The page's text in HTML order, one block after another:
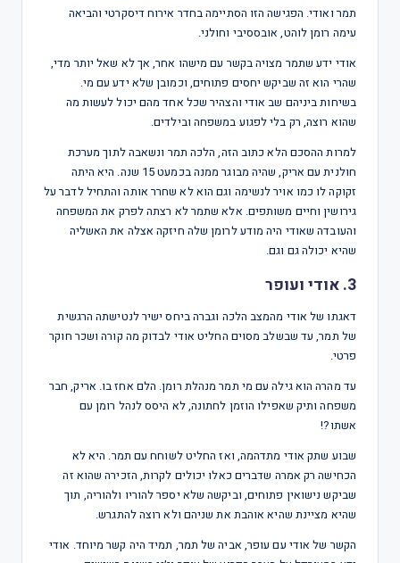
תמר ואודי. הפגישה הזו הסתיימה בחדר אירוח דיסקרטי והביאה
עימה רומן לוהט, אובססיבי וחולני.
אודי ידע שתמר מצויה בקשר עם מישהו אחר, אך לא שאל יותר מדי,
שהרי הוא זה שביקש יחסים פתוחים, וכמובן שלא ידע עם מי.
בשיחות ביניהם שב אודי והצהיר שכל אחד מהם יכול לעשות מה
שהוא רוצה, רק בלי לפגוע במשפחה ובילדים.
למרות ההסכם הלא כתוב הזה, הלכה תמר ונשאבה לתוך מערכת
חולנית עם אריק, שהיה מבוגר ממנה בכמעט 15 שנה. היא היתה
זקוקה לו כמו אויר לנשימה וגם הוא לא שחרר אותה והתחיל לדבר על
גירושין וחיים משותפים. אלא שתמר לא רצתה לפרק את המשפחה
והעובדה שאודי היה מודע לרומן שלה חיזקה אצלה את האשליה
שהיא יכולה גם וגם.
3. אודי ועופר
דאגתו של אודי מהמצב הלכה וגברה ביחס ישיר לנטישתה הרגשית
של תמר, עד שבשלב מסוים החליט אודי לבדוק מה קורה ושכר חוקר
פרטי.
עד מהרה הוא גילה עם מי תמר מנהלת רומן. הלם אחז בו. אריק, חבר
משפחה ותיק שאפילו הוזמן לחתונה, לא היסס לנהל רומן עם
אשתו?!
שבוע שתק אודי מתדהמה, ואז החליט לשוחח עם תמר. היא לא
הכחישה רק אמרה שדברים כאלו יכולים לקרות, הזכירה שהוא זה
שביקש נישואין פתוחים, וביקשה שלא יספר להוריו ולהוריה, תוך
שהיא מציינת שהיא אוהבת את שניהם ולא רוצה להתגרש.
הקשר של אודי עם עופר, אביה של תמר, תמיד היה קשר מיוחד. אודי